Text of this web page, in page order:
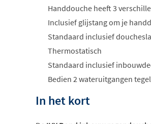
Handdouche heeft 3
Inclusief glijstang om je
Standaard inclusief
Thermostatisch
Standaard inclusief
Bedien 2 wateruitgangen
In het kort